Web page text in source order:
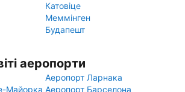
Катовіце
Меммінген
Будапешт
аеропорти
Аеропорт Ларнака
Майорка Аеропорт Барселона